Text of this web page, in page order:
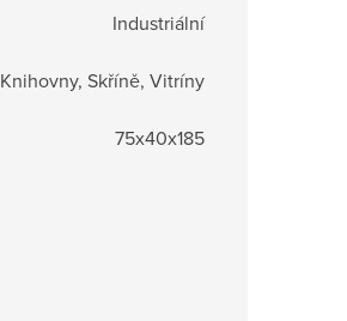
Industriální
Knihovny, Skříně, Vitríny
75x40x185